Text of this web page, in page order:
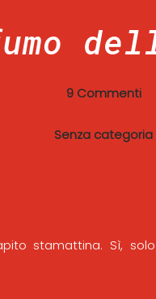
9 Commenti
Senza categoria
stamattina. Sì,